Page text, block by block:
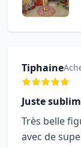
Tiphaine
Juste
Très belle
avec de